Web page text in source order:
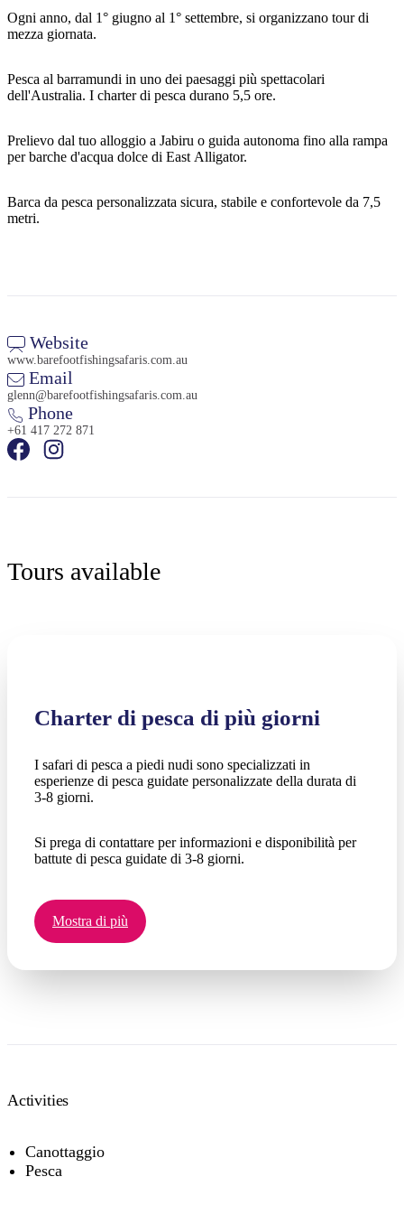
Cerca:
Sign
Ogni anno, dal 1° giugno al 1° settembre, si organizzano tour di
mezza giornata.
Pesca al barramundi in uno dei paesaggi più spettacolari
dell'Australia. I charter di pesca durano 5,5 ore.
Prelievo dal tuo alloggio a Jabiru o guida autonoma fino alla rampa
per barche d'acqua dolce di East Alligator.
Barca da pesca personalizzata sicura, stabile e confortevole da 7,5
metri.
Website
www.barefootfishingsafaris.com.au
Email
glenn@barefootfishingsafaris.com.au
Phone
+61 417 272 871
Tours available
Charter di pesca di più giorni
I safari di pesca a piedi nudi sono specializzati in
esperienze di pesca guidate personalizzate della durata di
3-8 giorni.
Si prega di contattare per informazioni e disponibilità per
battute di pesca guidate di 3-8 giorni.
Mostra di più
Activities
Canottaggio
Pesca